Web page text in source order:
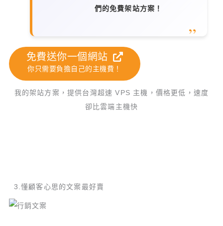
們的免費架站方案！
免費送你一個網站
你只需要負擔自己的主機費！
我的架站方案，提供台灣超速 VPS 主機，價格更低，速度
卻比雲端主機快
3.懂顧客心思的文案最好賣